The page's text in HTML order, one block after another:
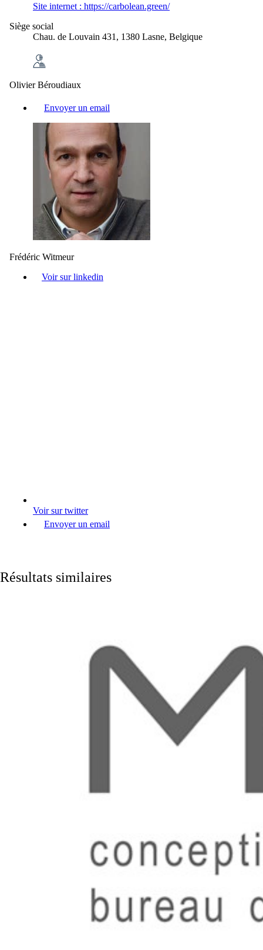
Site internet : https://carbolean.green/
Siège social
Chau. de Louvain 431, 1380 Lasne, Belgique
Olivier Béroudiaux
Envoyer un email
Frédéric Witmeur
Voir sur linkedin
Voir sur twitter
Envoyer un email
Résultats similaires